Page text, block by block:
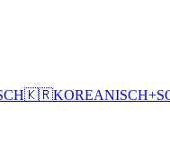
🇰🇷KOREANISCH+